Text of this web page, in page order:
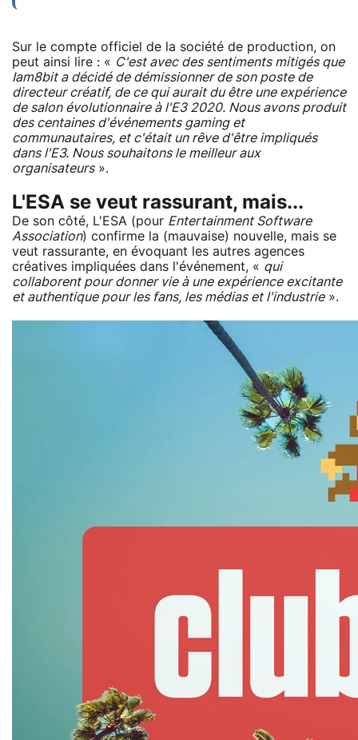
Sur le compte officiel de la société de production, on
peut ainsi lire : « C'est avec des sentiments mitigés que
Iam8bit a décidé de démissionner de son poste de
directeur créatif, de ce qui aurait du être une expérience
de salon évolutionnaire à l'E3 2020. Nous avons produit
des centaines d'événements gaming et
communautaires, et c'était un rêve d'être impliqués
dans l'E3. Nous souhaitons le meilleur aux
organisateurs».
L'ESA se veut rassurant, mais...
De son côté, L'ESA (pour Entertainment Software
Association) confirme la (mauvaise) nouvelle, mais se
veut rassurante, en évoquant les autres agences
créatives impliquées dans l'événement, « qui
collaborent pour donner vie à une expérience excitante
et authentique pour les fans, les médias et l'industrie».